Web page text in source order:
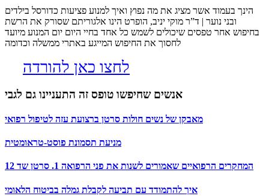
הינך בעמוד אשר מציג את מה נפוץ ואיך למנוע פציעות כדורסל בילדים
ובני נוער | ד”ר מוקי יניב, הופרט הינו אלגוריתם שסורק את הרשת
בחיפוש אחר טפסים שיכולים לשמש כל אחד בחיי היום יום המנוע מיועד
לחסוך את החיפוש המייגע באתרי ממשלה וכדומה
לחצו כאן להורדה
אנשים שחיפשו טופס זה התעניינו גם לגבי
מאבקן של נשים חולות סרטן ברצועת עזה לטיפול רפואי
מניעת תסמונת פוסט-טראומטית
12 המחקרים הרפואיים שאמורים לשנות את פני הרפואה 1. סרטן שד
איך להתמודד עם תביעה לקבלת גמלה בביטוח הלאומי